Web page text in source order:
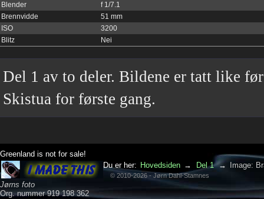
Blender
f 1/7.1
Brennvidde
51 mm
ISO
3200
Blitz
Nei
Del 1 av to deler. Bildene er tatt like
Skistua for første gang.
Greenland is not for sale!
Jørns foto
Org. nummer 919 198 362
Du er her: Hovedsiden → Del 1 → Image:
© 2010-2026 - Jørn Dahl-Stamnes